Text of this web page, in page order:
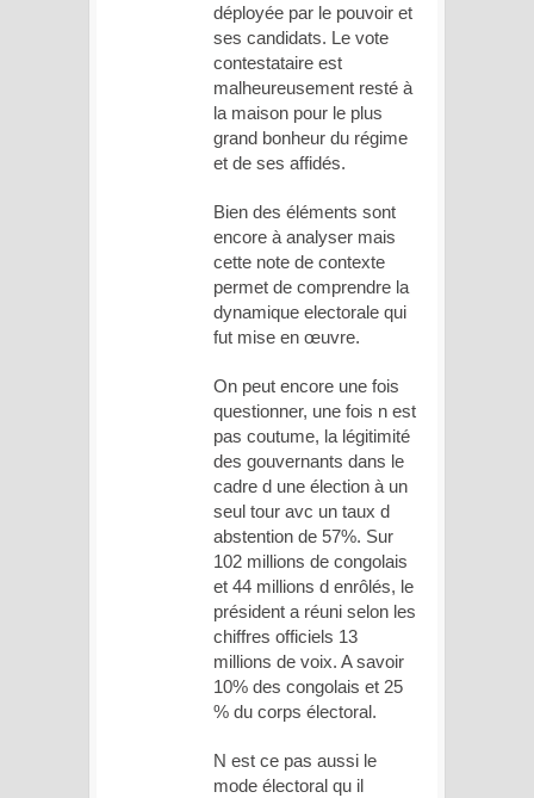
déployée par le pouvoir et
ses candidats. Le vote
contestataire est
malheureusement resté à
la maison pour le plus
grand bonheur du régime
et de ses affidés.
Bien des éléments sont
encore à analyser mais
cette note de contexte
permet de comprendre la
dynamique electorale qui
fut mise en œuvre.
On peut encore une fois
questionner, une fois n est
pas coutume, la légitimité
des gouvernants dans le
cadre d une élection à un
seul tour avc un taux d
abstention de 57%. Sur
102 millions de congolais
et 44 millions d enrôlés, le
président a réuni selon les
chiffres officiels 13
millions de voix. A savoir
10% des congolais et 25
% du corps électoral.
N est ce pas aussi le
mode électoral qu il